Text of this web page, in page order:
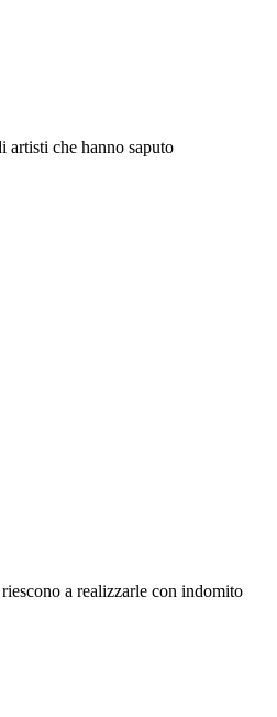
artisti che hanno saputo
a realizzarle con indomito